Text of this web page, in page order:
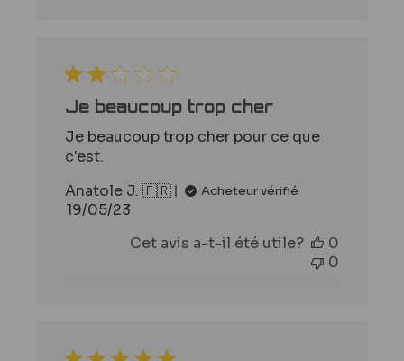
Je beaucoup trop cher
Je beaucoup trop cher pour ce que
c'est.
Anatole J. 🇫🇷
Acheteur vérifié
Date
publication
19/05/23
Cet avis a-t-il été utile?
0
0